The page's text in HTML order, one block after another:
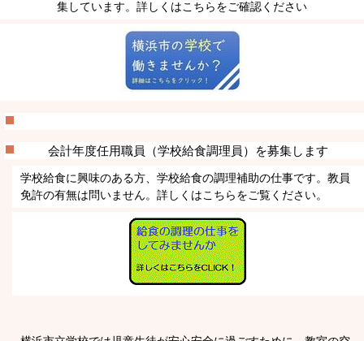
集しています。詳しくはこちらをご確認ください
会計年度任用職員（学校給食調理員）を募集します
学校給食に興味のある方、学校給食の調理補助の仕事です。教員
免許の有無は問いません。詳しくはこちらをご覧ください。